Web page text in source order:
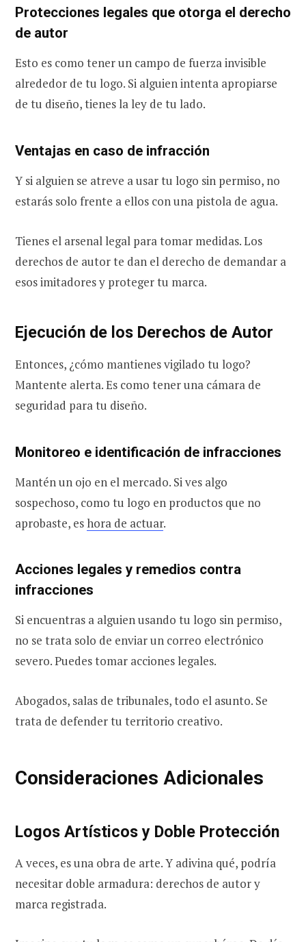
Protecciones legales que otorga el derecho
de autor
Esto es como tener un campo de fuerza invisible
alrededor de tu logo. Si alguien intenta apropiarse
de tu diseño, tienes la ley de tu lado.
Ventajas en caso de infracción
Y si alguien se atreve a usar tu logo sin permiso, no
estarás solo frente a ellos con una pistola de agua.
Tienes el arsenal legal para tomar medidas. Los
derechos de autor te dan el derecho de demandar a
esos imitadores y proteger tu marca.
Ejecución de los Derechos de Autor
Entonces, ¿cómo mantienes vigilado tu logo?
Mantente alerta. Es como tener una cámara de
seguridad para tu diseño.
Monitoreo e identificación de infracciones
Mantén un ojo en el mercado. Si ves algo
sospechoso, como tu logo en productos que no
aprobaste, eshora de actuar.
Acciones legales y remedios contra
infracciones
Si encuentras a alguien usando tu logo sin permiso,
no se trata solo de enviar un correo electrónico
severo. Puedes tomar acciones legales.
Abogados, salas de tribunales, todo el asunto. Se
trata de defender tu territorio creativo.
Consideraciones Adicionales
Logos Artísticos y Doble Protección
A veces, es una obra de arte. Y adivina qué, podría
necesitar doble armadura: derechos de autor y
marca registrada.